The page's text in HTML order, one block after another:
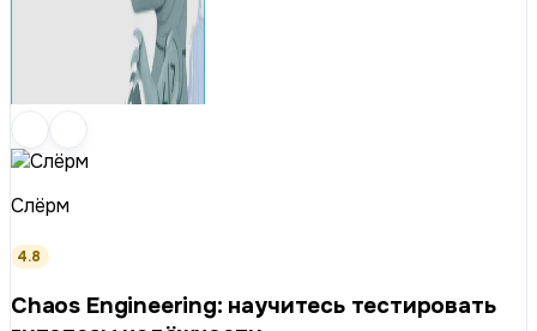
Слёрм
4.8
Chaos Engineering: научитесь тестировать